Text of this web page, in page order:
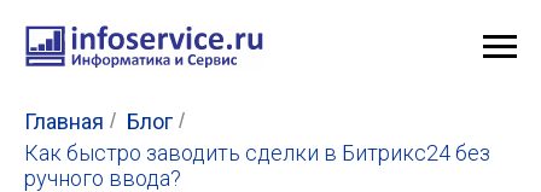
Главная / Блог /
Как быстро заводить сделки в Битрикс24 без
ручного ввода?